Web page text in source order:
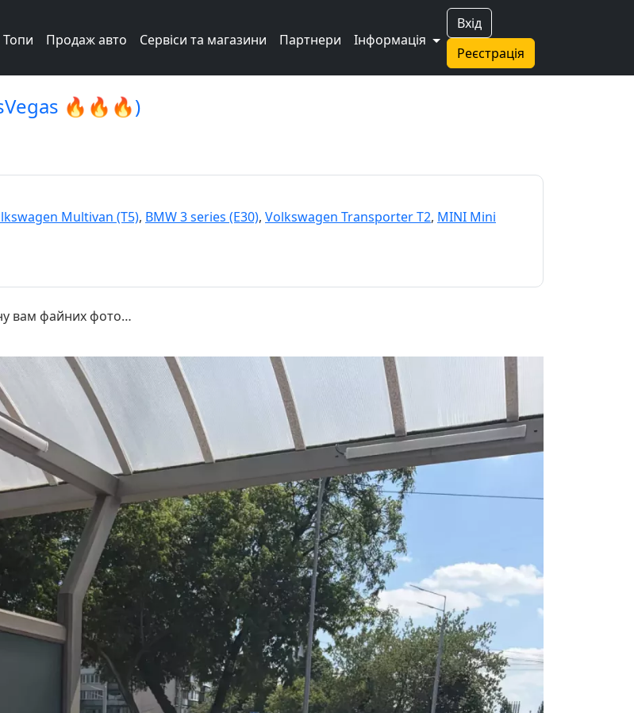
Вхід
Реєстрація
Топи Продаж авто Сервіси та магазини Партнери Інформація
🔥🔥🔥)
Multivan (T5), BMW 3 series (E30), Volkswagen Transporter T2, MINI Mini
вам файних фото…